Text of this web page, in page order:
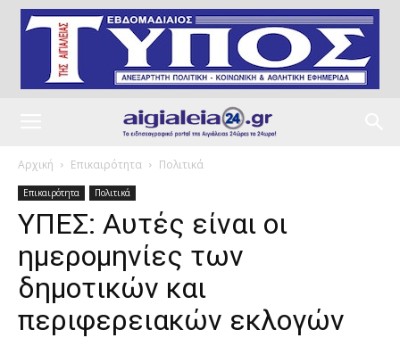
Αρχική Επικαιρότητα Πολιτικά
Επικαιρότητα Πολιτικά
ΥΠΕΣ: Αυτές είναι οι
ημερομηνίες των
δημοτικών και
περιφερειακών εκλογών